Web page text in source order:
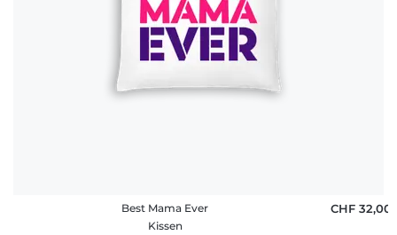
Best Mama Ever
Kissen
CHF 32,00